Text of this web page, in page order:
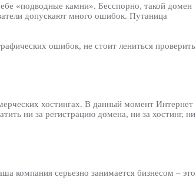
«подводные камни». Бесспорно, такой домен
допускают много ошибок. Путаница
ошибок, не стоит лениться проверить
хостингах. В данный момент Интернет
ни за регистрацию домена, ни за хостинг, ни
компания серьезно занимается бизнесом – это